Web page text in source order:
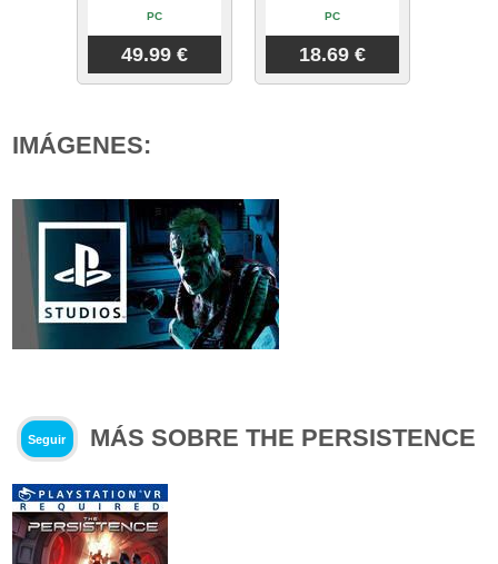
PC
49.99 €
PC
18.69 €
IMÁGENES:
Seguir MÁS SOBRE THE PERSISTENCE